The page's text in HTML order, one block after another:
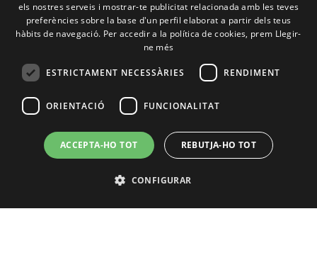
Política de Privacidad
Política de cookies
Aviso Legal
Contacto
els nostres serveis i mostrar-te publicitat relacionada amb les teves
preferències sobre la base d'un perfil elaborat a partir dels teus
hàbits de navegació. Per accedir a la política de cookies, prem Llegir-
ne més
ESTRICTAMENT NECESSÀRIES RENDIMENT
ORIENTACIÓ FUNCIONALITAT
ACCEPTA-HO TOT REBUTJA-HO TOT
CONFIGURAR